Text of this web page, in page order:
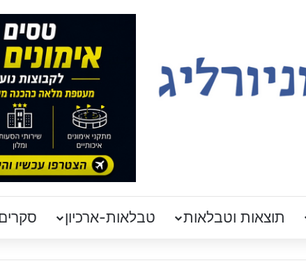
תוצאות וטבלאות טבלאות-ארכיון